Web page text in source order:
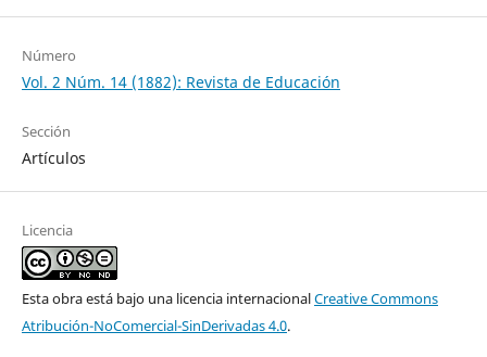
Número
Vol. 2 Núm. 14 (1882): Revista de Educación
Sección
Artículos
Licencia
Esta obra está bajo una licencia internacionalCreative Commons
Atribución-NoComercial-SinDerivadas 4.0.